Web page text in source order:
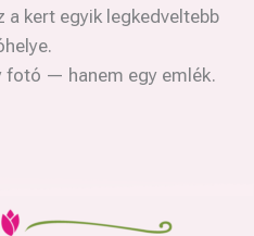
a kert egyik legkedveltebb
fotó — hanem egy emlék.